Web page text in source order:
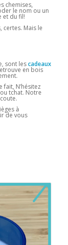
chemises,
le nom ou un
et du fil!
certes. Mais le
sont lescadeaux
en bois
N’hésitez
tchat. Notre
à
de vous